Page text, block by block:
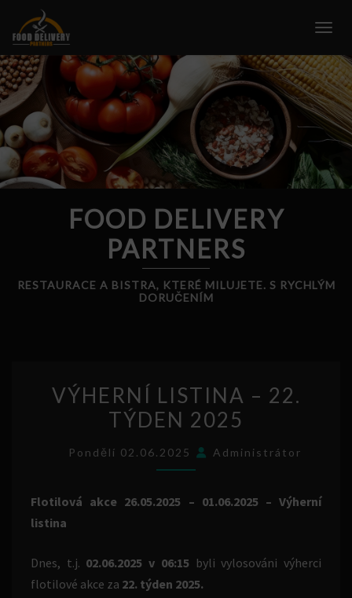
content
FOOD DELIVERY
PARTNERS
RESTAURACE A BISTRA, KTERÉ MILUJETE. S RYCHLÝM
DORUČENÍM
LISTINA
–
TÝDEN
VÝHERNÍ LISTINA – 22.
TÝDEN 2025
Pondělí 02.06.2025 Administrátor
Flotilová akce 26.05.2025 – 01.06.2025 – Výherní
listina
Dnes, t.j. 02.06.2025 v 06:15 byli vylosováni výherci
flotilové akce za 22. týden 2025.